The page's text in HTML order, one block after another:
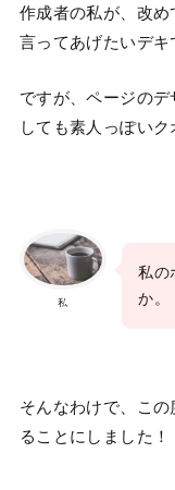
作成者の私が、改め
言ってあげたいデキ
ですが、ページの
しても素人っぽいク
私
私の
か。
そんなわけで、こ
ることにしました！